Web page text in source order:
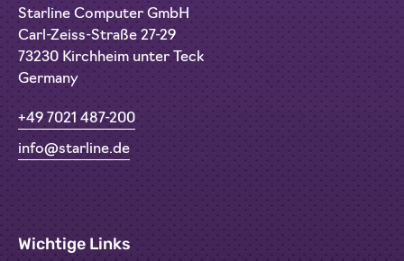
Starline Computer GmbH
Carl-Zeiss-Straße 27-29
73230 Kirchheim unter Teck
Germany
+49 7021 487-200
info@starline.de
Wichtige Links